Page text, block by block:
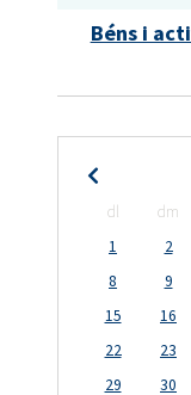
Béns i
dl dm
1
2
8
9
15
16
22
23
29
30